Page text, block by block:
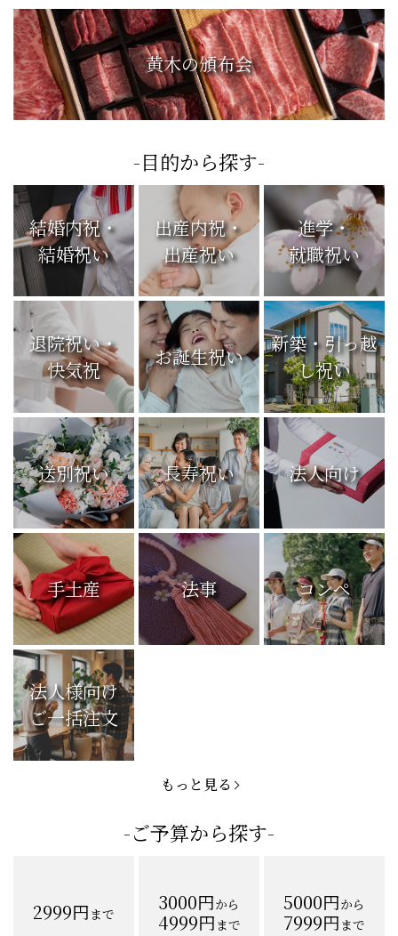
黄木の頒布会
-目的から探す-
結婚内祝・
結婚祝い
出産内祝・
出産祝い
進学・
就職祝い
退院祝い・
快気祝
お誕生祝い
新築・引っ越
し祝い
送別祝い 長寿祝い 法人向け
手土産 法事 コンペ
法人様向け
ご一括注文
もっと見る
-ご予算から探す-
2999円まで 3000円から
4999円まで
5000円から
7999円まで